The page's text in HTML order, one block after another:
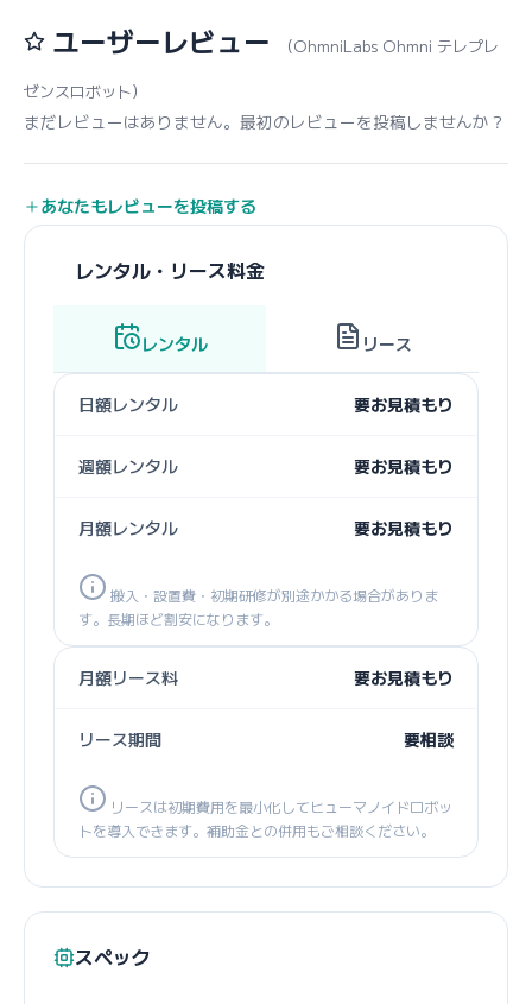
ユーザーレビュー
（OhmniLabs Ohmni テレプレ
ゼンスロボット）
まだレビューはありません。最初のレビューを投稿しませんか？
あなたもレビューを投稿する
レンタル・リース料金
レンタル リース
日額レンタル 要お見積もり
週額レンタル 要お見積もり
月額レンタル 要お見積もり
搬入・設置費・初期研修が別途かかる場合がありま
す。長期ほど割安になります。
月額リース料 要お見積もり
リース期間 要相談
リースは初期費用を最小化してヒューマノイドロボッ
トを導入できます。補助金との併用もご相談ください。
スペック